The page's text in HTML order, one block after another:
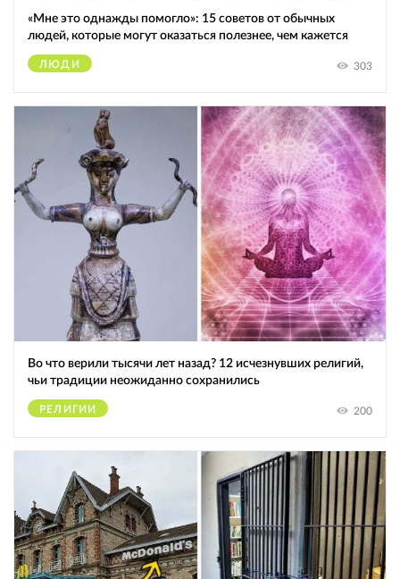
«Мне это однажды помогло»: 15 советов от обычных
людей, которые могут оказаться полезнее, чем кажется
ЛЮДИ 303
Во что верили тысячи лет назад? 12 исчезнувших религий,
чьи традиции неожиданно сохранились
РЕЛИГИИ 200